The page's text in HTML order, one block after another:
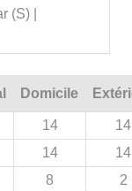
(S) |
Domicile
14
14
14
14
8
2